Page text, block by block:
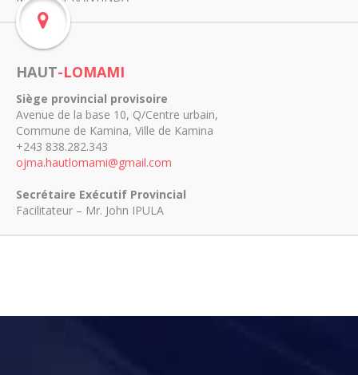
HAUT-LOMAMI
Siège provincial provisoire
Avenue de la base 10, Q/Centre urbain,
Commune de Kamina, Ville de Kamina
+243 838.282.343
ojma.hautlomami@gmail.com
Secrétaire Exécutif Provincial
Facilitateur – Mr. John IPULA